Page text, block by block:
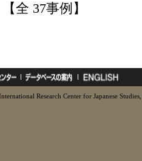
【全 37事例】
Research Center for Japanese